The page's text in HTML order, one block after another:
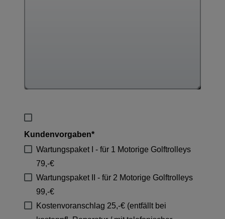
Kundenvorgaben*
Wartungspaket I - für 1 Motorige Golftrolleys
79,-€
Wartungspaket II - für 2 Motorige Golftrolleys
99,-€
Kostenvoranschlag 25,-€ (entfällt bei